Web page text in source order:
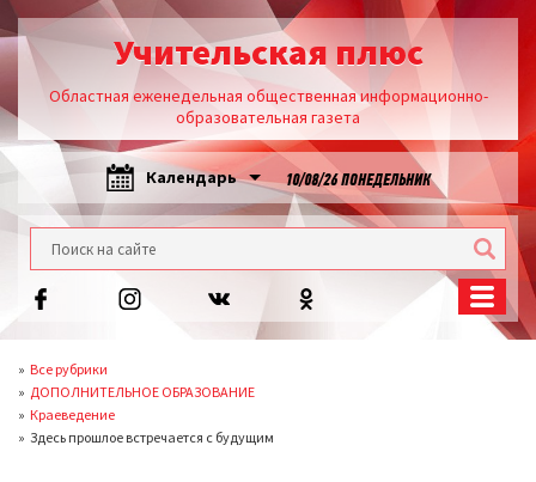
Учительская плюс
Областная еженедельная общественная информационно-
образовательная газета
Календарь 10/08/26 ПОНЕДЕЛЬНИК
Все рубрики
ДОПОЛНИТЕЛЬНОЕ ОБРАЗОВАНИЕ
Краеведение
Здесь прошлое встречается с будущим